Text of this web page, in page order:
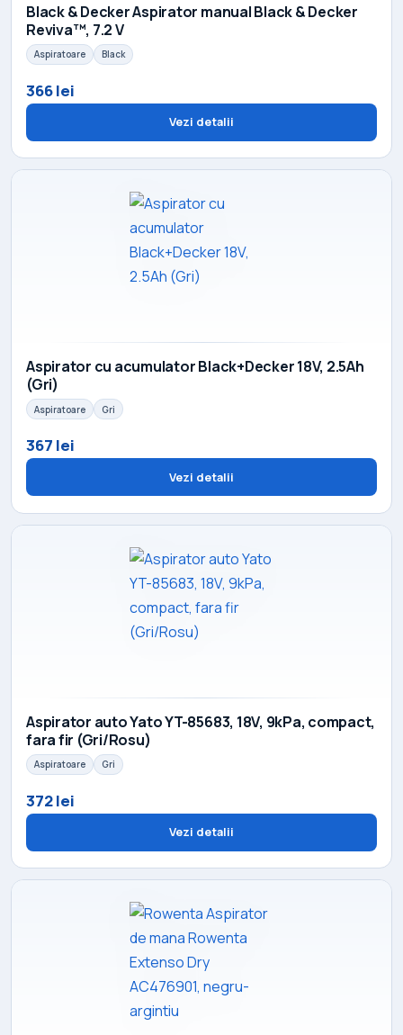
Black & Decker Aspirator manual Black & Decker
Reviva™, 7.2 V
Aspiratoare Black
366 lei
Vezi detalii
Aspirator cu acumulator Black+Decker 18V, 2.5Ah
(Gri)
Aspiratoare Gri
367 lei
Vezi detalii
Aspirator auto Yato YT-85683, 18V, 9kPa, compact,
fara fir (Gri/Rosu)
Aspiratoare Gri
372 lei
Vezi detalii